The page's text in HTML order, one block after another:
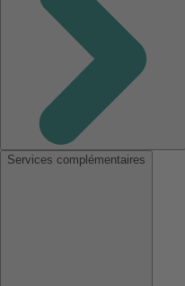
Services complémentaires